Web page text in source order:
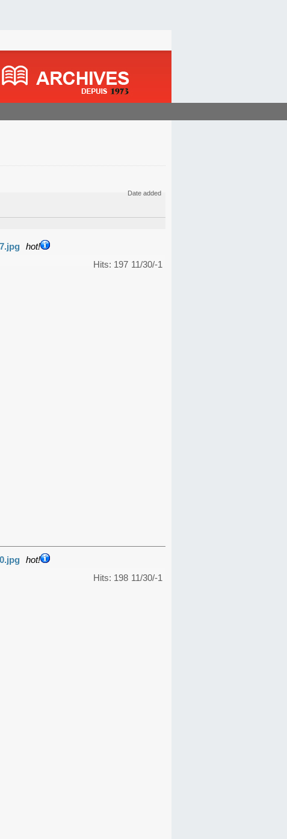
Date added
hot!
11/30/-1
Hits: 197
hot!
11/30/-1
Hits: 198